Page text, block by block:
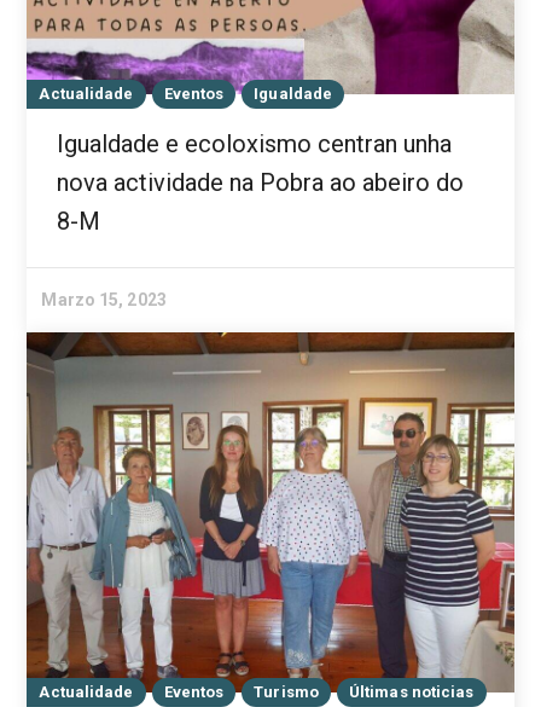
Actualidade Eventos Igualdade
Igualdade e ecoloxismo centran unha
nova actividade na Pobra ao abeiro do
8-M
Marzo 15, 2023
Actualidade Eventos Turismo Últimas noticias